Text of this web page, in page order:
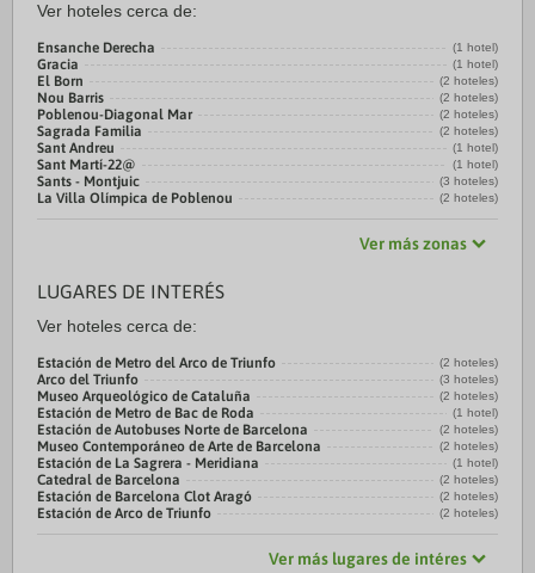
Ver hoteles cerca de:
Ensanche Derecha (1 hotel)
Gracia (1 hotel)
El Born (2 hoteles)
Nou Barris (2 hoteles)
Poblenou-Diagonal Mar (2 hoteles)
Sagrada Familia (2 hoteles)
Sant Andreu (1 hotel)
Sant Martí-22@ (1 hotel)
Sants - Montjuic (3 hoteles)
La Villa Olímpica de Poblenou (2 hoteles)
Ver más zonas
LUGARES DE INTERÉS
Ver hoteles cerca de:
Estación de Metro del Arco de Triunfo (2 hoteles)
Arco del Triunfo (3 hoteles)
Museo Arqueológico de Cataluña (2 hoteles)
Estación de Metro de Bac de Roda (1 hotel)
Estación de Autobuses Norte de Barcelona (2 hoteles)
Museo Contemporáneo de Arte de Barcelona (2 hoteles)
Estación de La Sagrera - Meridiana (1 hotel)
Catedral de Barcelona (2 hoteles)
Estación de Barcelona Clot Aragó (2 hoteles)
Estación de Arco de Triunfo (2 hoteles)
Ver más lugares de intéres